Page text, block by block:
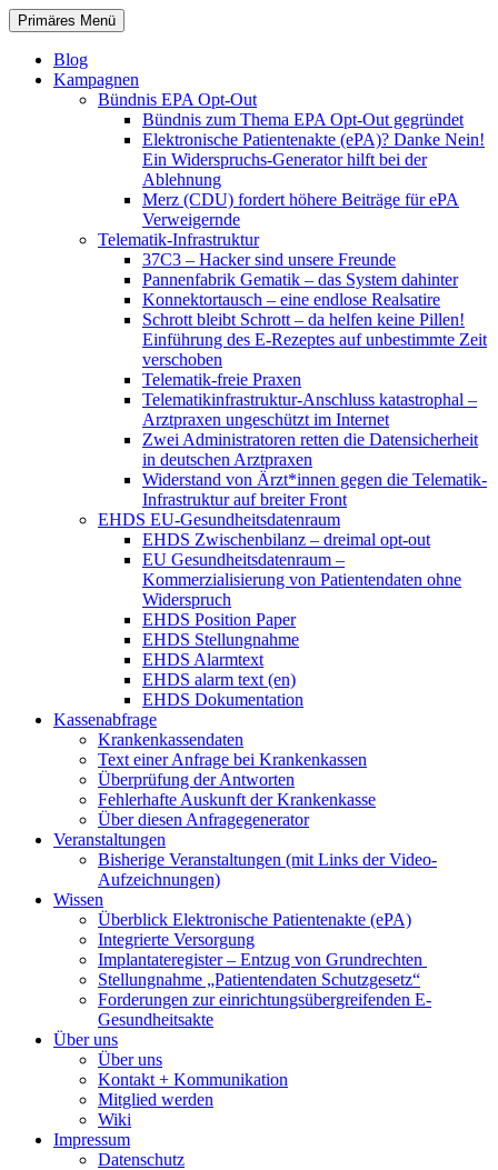
Zum
Inhalt
springen
patientenrechte-datenschutz.de
Suchen
Primäres Menü
Blog
Kampagnen
Bündnis EPA Opt-Out
Bündnis zum Thema EPA Opt-Out gegründet
Elektronische Patientenakte (ePA)? Danke Nein!
Ein Widerspruchs-Generator hilft bei der
Ablehnung
Merz (CDU) fordert höhere Beiträge für ePA
Verweigernde
Telematik-Infrastruktur
37C3 – Hacker sind unsere Freunde
Pannenfabrik Gematik – das System dahinter
Konnektortausch – eine endlose Realsatire
Schrott bleibt Schrott – da helfen keine Pillen!
Einführung des E-Rezeptes auf unbestimmte Zeit
verschoben
Telematik-freie Praxen
Telematikinfrastruktur-Anschluss katastrophal –
Arztpraxen ungeschützt im Internet
Zwei Administratoren retten die Datensicherheit
in deutschen Arztpraxen
Widerstand von Ärzt*innen gegen die Telematik-
Infrastruktur auf breiter Front
EHDS EU-Gesundheitsdatenraum
EHDS Zwischenbilanz – dreimal opt-out
EU Gesundheitsdatenraum –
Kommerzialisierung von Patientendaten ohne
Widerspruch
EHDS Position Paper
EHDS Stellungnahme
EHDS Alarmtext
EHDS alarm text (en)
EHDS Dokumentation
Kassenabfrage
Krankenkassendaten
Text einer Anfrage bei Krankenkassen
Überprüfung der Antworten
Fehlerhafte Auskunft der Krankenkasse
Über diesen Anfragegenerator
Veranstaltungen
Bisherige Veranstaltungen (mit Links der Video-
Aufzeichnungen)
Wissen
Überblick Elektronische Patientenakte (ePA)
Integrierte Versorgung
Implantateregister – Entzug von Grundrechten
Stellungnahme „Patientendaten Schutzgesetz“
Forderungen zur einrichtungsübergreifenden E-
Gesundheitsakte
Über uns
Über uns
Kontakt + Kommunikation
Mitglied werden
Wiki
Impressum
Datenschutz